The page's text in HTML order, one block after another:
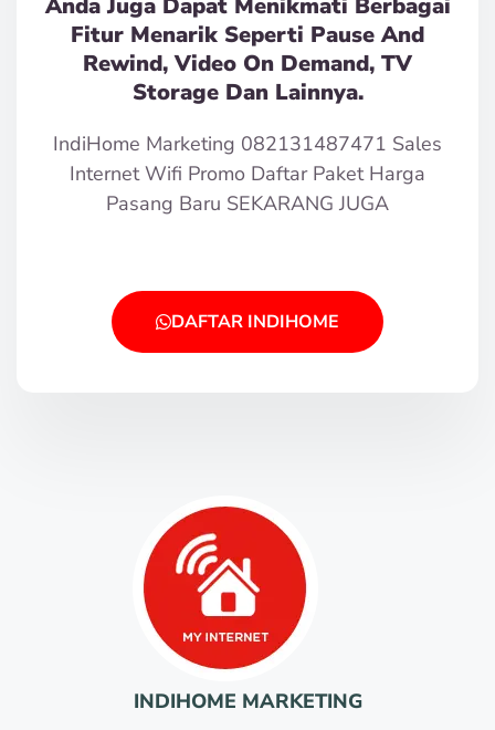
Anda Juga Dapat Menikmati Berbagai
Fitur Menarik Seperti Pause And
Rewind, Video On Demand, TV
Storage Dan Lainnya.
IndiHome Marketing 082131487471 Sales
Internet Wifi Promo Daftar Paket Harga
Pasang Baru SEKARANG JUGA
DAFTAR INDIHOME
INDIHOME MARKETING